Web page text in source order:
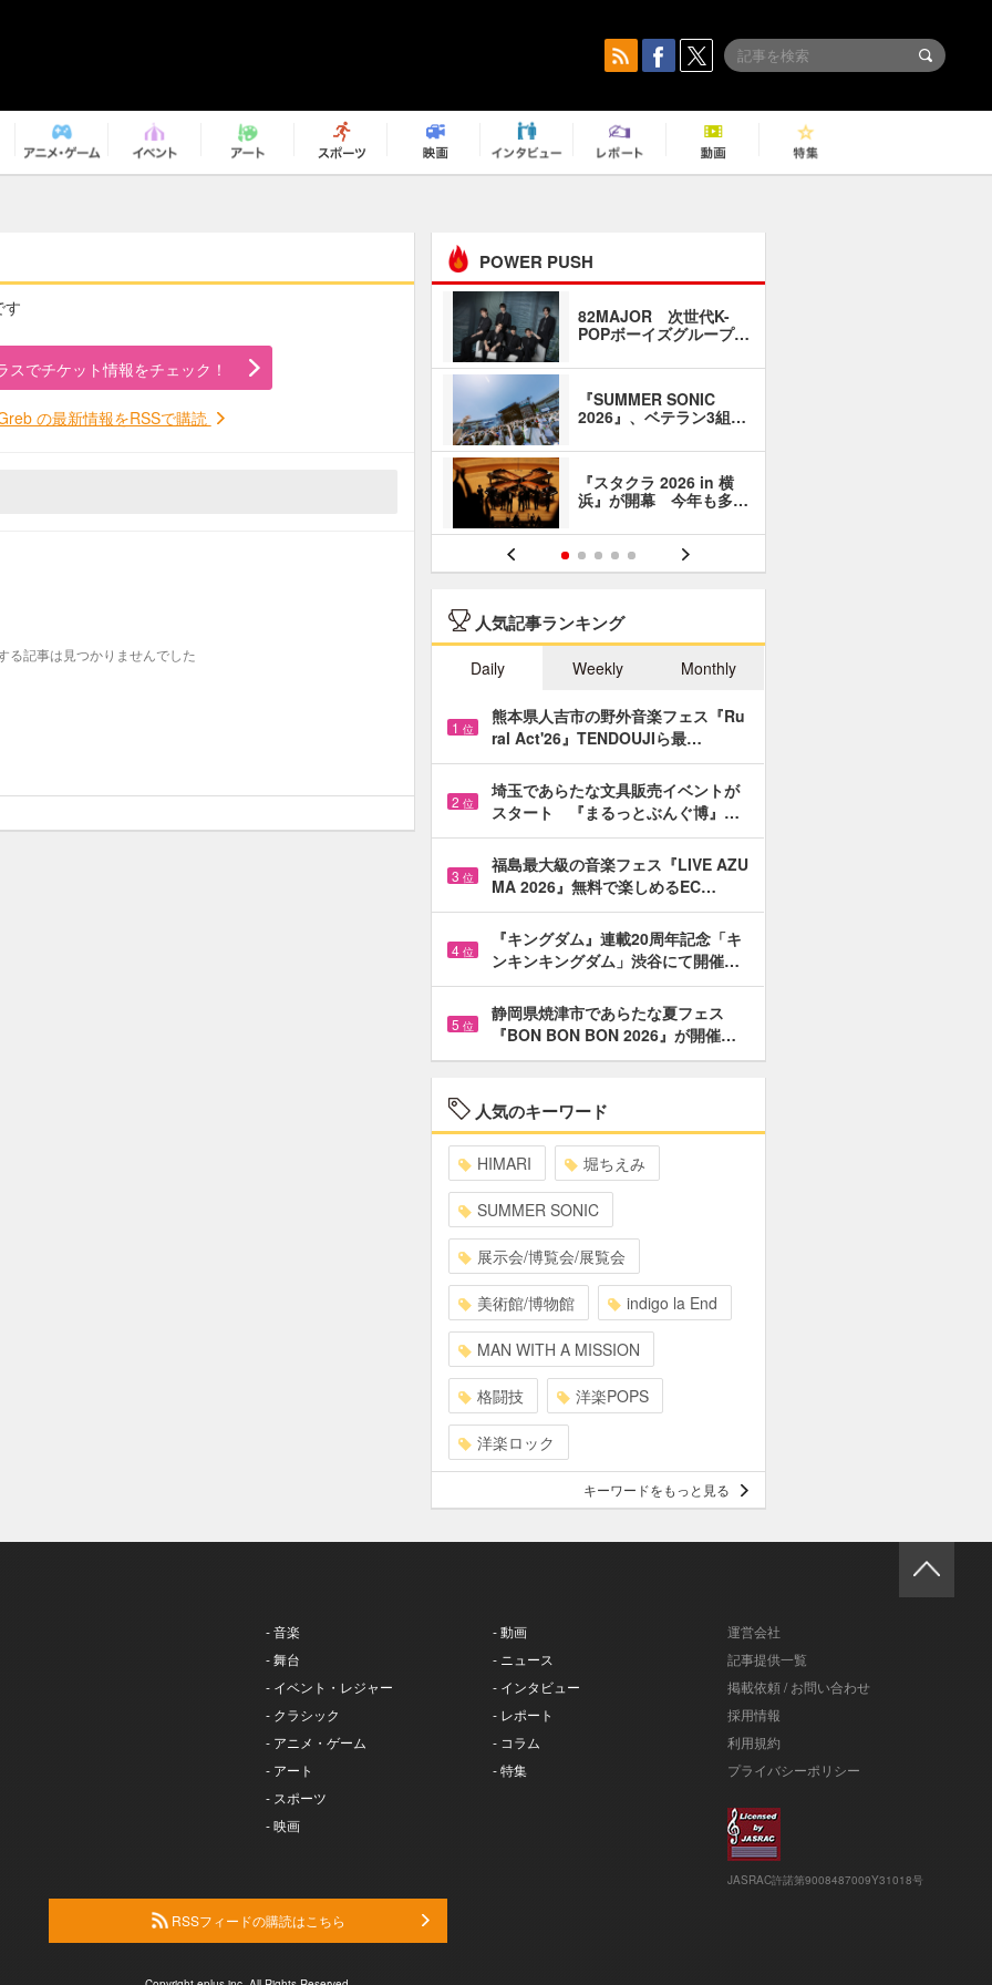
す
スでチケット情報をチェック！
の最新情報をRSSで購読
る記事は見つかりませんでした
POWER PUSH
82MAJOR 次世代K-
POPボーイズグループ…
『SUMMER SONIC
2026』、ベテラン3組…
『スタクラ 2026 in 横
浜』が開幕 今年も多…
人気記事ランキング
Daily Weekly Monthly
1 位
熊本県人吉市の野外音楽フェス『Ru
ral Act'26』TENDOUJIら最…
2 位
埼玉であらたな文具販売イベントが
スタート 『まるっとぶんぐ博』…
3 位
福島最大級の音楽フェス『LIVE AZU
MA 2026』無料で楽しめるEC…
4 位
『キングダム』連載20周年記念「キ
ンキンキングダム」渋谷にて開催…
5 位
静岡県焼津市であらたな夏フェス
『BON BON BON 2026』が開催…
人気のキーワード
HIMARI 堀ちえみ
SUMMER SONIC
展示会/博覧会/展覧会
美術館/博物館 indigo la End
MAN WITH A MISSION
格闘技 洋楽POPS
洋楽ロック
キーワードをもっと見る
- 音楽
- 舞台
- イベント・レジャー
- クラシック
- アニメ・ゲーム
- アート
- スポーツ
- 映画
- 動画
- ニュース
- インタビュー
- レポート
- コラム
- 特集
運営会社
記事提供一覧
掲載依頼 / お問い合わせ
採用情報
利用規約
プライバシーポリシー
JASRAC許諾第9008487009Y31018号
RSSフィードの購読はこちら